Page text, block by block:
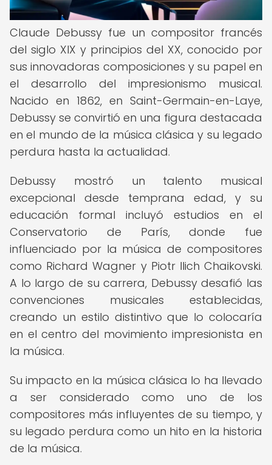
Claude Debussy fue un compositor francés
del siglo XIX y principios del XX, conocido por
sus innovadoras composiciones y su papel en
el desarrollo del impresionismo musical.
Nacido en 1862, en Saint-Germain-en-Laye,
Debussy se convirtió en una figura destacada
en el mundo de la música clásica y su legado
perdura hasta la actualidad.
Debussy mostró un talento musical
excepcional desde temprana edad, y su
educación formal incluyó estudios en el
Conservatorio de París, donde fue
influenciado por la música de compositores
como Richard Wagner y Piotr Ilich Chaikovski.
A lo largo de su carrera, Debussy desafió las
convenciones musicales establecidas,
creando un estilo distintivo que lo colocaría
en el centro del movimiento impresionista en
la música.
Su impacto en la música clásica lo ha llevado
a ser considerado como uno de los
compositores más influyentes de su tiempo, y
su legado perdura como un hito en la historia
de la música.